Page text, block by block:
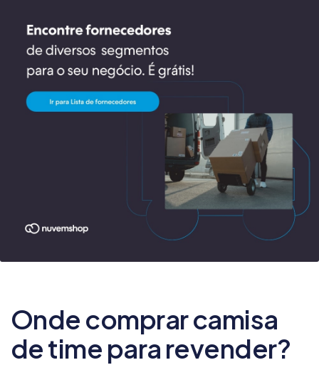
Onde comprar camisa
de time para revender?